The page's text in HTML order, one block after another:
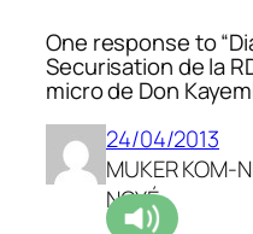
One response to “
Securisation de la
micro de Don
24/04/2013
MUKER KOM-
NGYÉ